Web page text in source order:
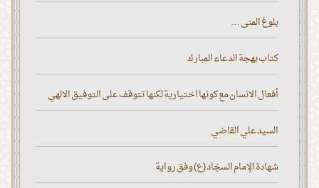
بلوغ المنى ...
كتاب بهجة الدعاء المبارك
أفعال الانسان مع كونها اختيارية لكنها تتوقف على التوفيق الالهي
السيد علي القاضي
شهادة الإمام السجّاد (ع) وفق رواية